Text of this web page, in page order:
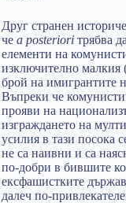
Друг странен
че a posteriori трябва
елементи на
изключително малкия
брой на имигрантите
Въпреки че
прояви на
изграждането на
усилия в тази посока
не са наивни и са
по-добри в бившите
ексфашистките
далеч по-